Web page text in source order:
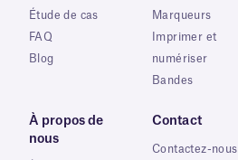
Étude de cas
FAQ
Blog
Marqueurs
Imprimer et
numériser
Bandes
À propos de
nous
Contact
Contactez-nous